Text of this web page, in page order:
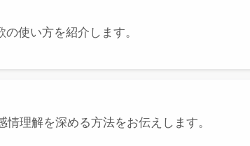
使い方を紹介します。
情理解を深める方法をお伝えします。